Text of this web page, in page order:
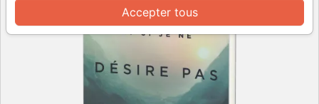
Accepter tous